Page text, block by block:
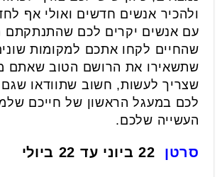
ולהכיר אנשים חדשים ואולי אף
עם אנשים יקרים לכם שהתנתקתם
שהחיים לקחו אתכם למקומות
שתשאירו את הרושם הטוב שאתם
שצריך לעשות, חשוב שתוודאו שגם
לכם במעגל הראשון של חייכם
העשייה שלכם.
סרטן